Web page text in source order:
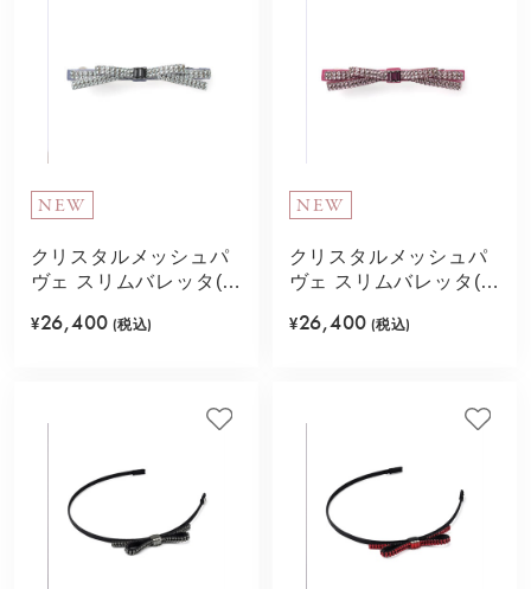
NEW
クリスタルメッシュパ
ヴェ スリムバレッタ(ア
¥26,400 (税込)
NEW
クリスタルメッシュパ
ヴェ スリムバレッタ(ペ
¥26,400 (税込)